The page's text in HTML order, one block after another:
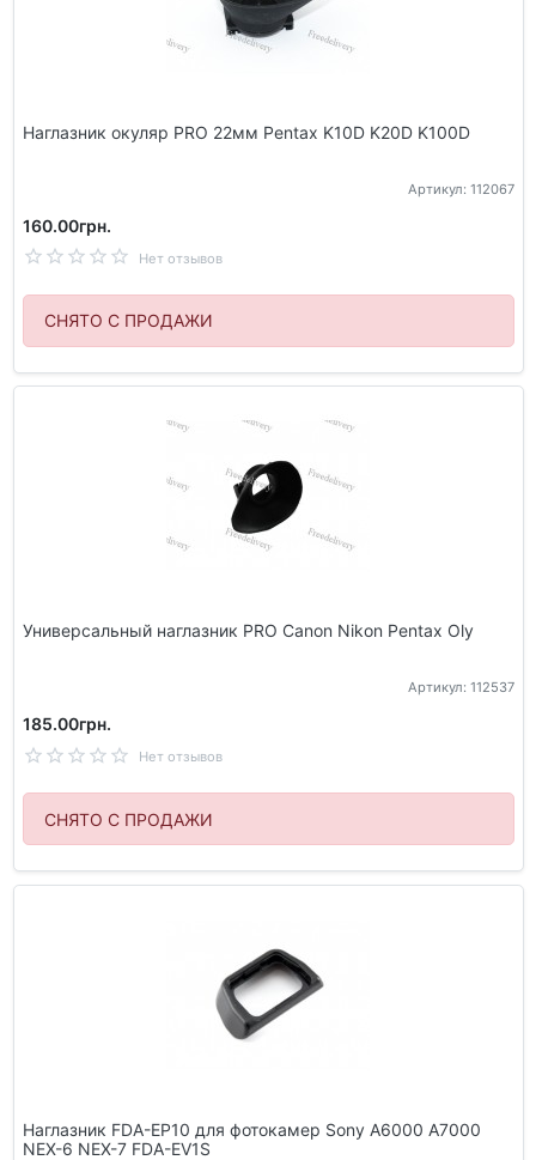
Наглазник окуляр PRO 22мм Pentax K10D K20D K100D
Артикул: 112067
160.00грн.
Нет отзывов
СНЯТО С ПРОДАЖИ
Универсальный наглазник PRO Canon Nikon Pentax Oly
Артикул: 112537
185.00грн.
Нет отзывов
СНЯТО С ПРОДАЖИ
Наглазник FDA-EP10 для фотокамер Sony A6000 A7000
NEX-6 NEX-7 FDA-EV1S